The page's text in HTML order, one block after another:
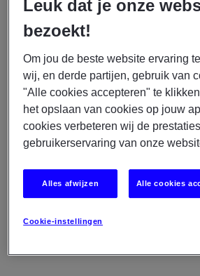
Dit ga je doen
Oplossen van eerstelijns
serviceverzoeken binnen
Aannemen, registreren en
meldingen via Topdesk
Leuk dat je onze
bezoekt!
Om jou de beste website ervaring
wij, en derde partijen, gebruik van
"Alle cookies accepteren" te
het opslaan van cookies op jouw
cookies verbeteren wij de
gebruikerservaring van onze
Cookie-instellingen
Alles afwijzen Alle cookies